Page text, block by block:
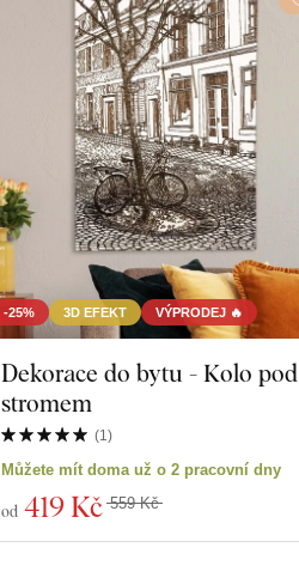
Mapa
Sovy
-25% 3D EFEKT VÝPRODEJ 🔥
Dekorace do bytu - Kolo pod
stromem
(1)
Můžete mít doma už o 2 pracovní dny
od 419 Kč 559 Kč